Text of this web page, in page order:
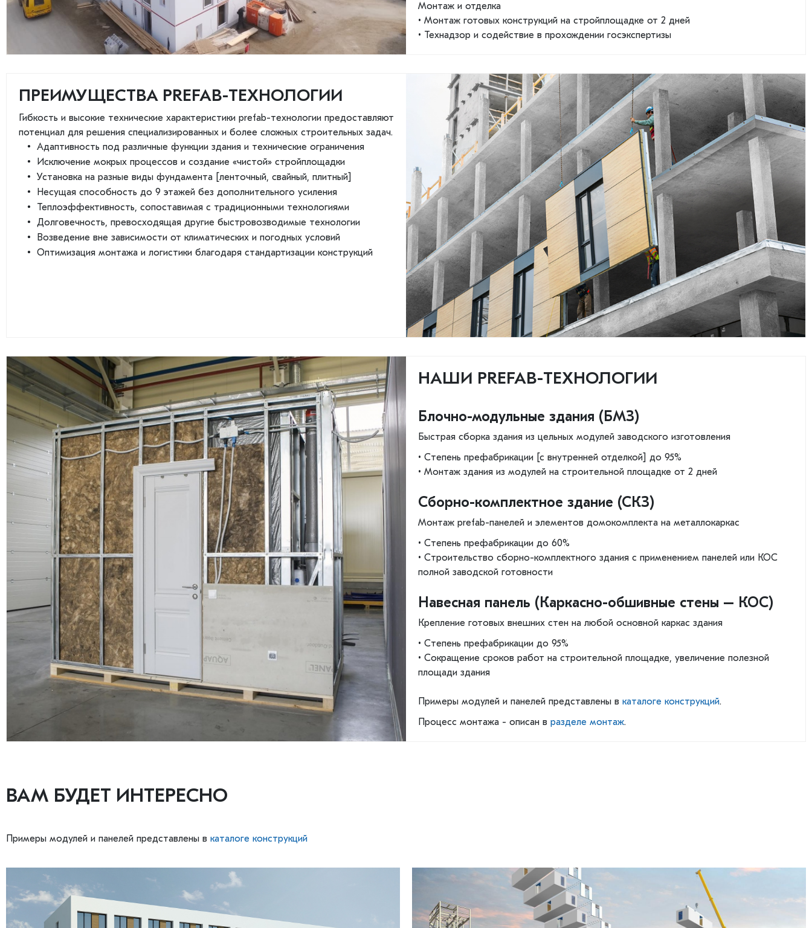
Монтаж и отделка
• Монтаж готовых конструкций на стройплощадке от 2 дней
• Технадзор и содействие в прохождении госэкспертизы
ПРЕИМУЩЕСТВА PREFAB-ТЕХНОЛОГИИ
Гибкость и высокие технические характеристики prefab-технологии предоставляют
потенциал для решения специализированных и более сложных строительных задач.
Адаптивность под различные функции здания и технические ограничения
Исключение мокрых процессов и создание «чистой» стройплощадки
Установка на разные виды фундамента [ленточный, свайный, плитный]
Несущая способность до 9 этажей без дополнительного усиления
Теплоэффективность, сопоставимая с традиционными технологиями
Долговечность, превосходящая другие быстровозводимые технологии
Возведение вне зависимости от климатических и погодных условий
Оптимизация монтажа и логистики благодаря стандартизации конструкций
НАШИ PREFAB-ТЕХНОЛОГИИ
Блочно-модульные здания (БМЗ)
Быстрая сборка здания из цельных модулей заводского изготовления
• Степень префабрикации [с внутренней отделкой] до 95%
• Монтаж здания из модулей на строительной площадке от 2 дней
Сборно-комплектное здание (СКЗ)
Монтаж prefab-панелей и элементов домокомплекта на металлокаркас
• Степень префабрикации до 60%
• Строительство сборно-комплектного здания с применением панелей или КОС
полной заводской готовности
Навесная панель (Каркасно-обшивные стены – КОС)
Крепление готовых внешних стен на любой основной каркас здания
• Степень префабрикации до 95%
• Сокращение сроков работ на строительной площадке, увеличение полезной
площади здания
Примеры модулей и панелей представлены в каталоге конструкций.
Процесс монтажа - описан в разделе монтаж.
ВАМ БУДЕТ ИНТЕРЕСНО
Примеры модулей и панелей представлены в каталоге конструкций